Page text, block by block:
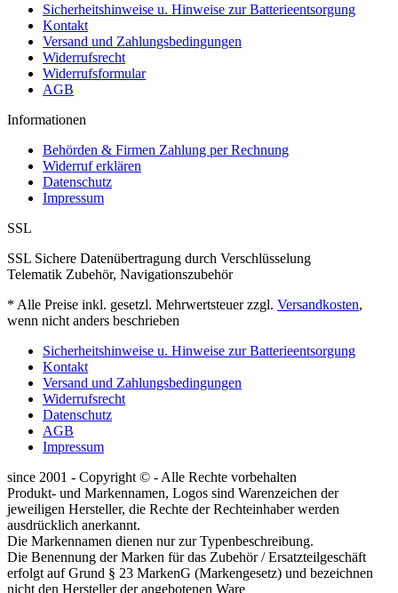
Sicherheitshinweise u. Hinweise zur Batterieentsorgung
Kontakt
Versand und Zahlungsbedingungen
Widerrufsrecht
Widerrufsformular
AGB
Informationen
Behörden & Firmen Zahlung per Rechnung
Widerruf erklären
Datenschutz
Impressum
SSL
SSL Sichere Datenübertragung durch Verschlüsselung
Telematik Zubehör, Navigationszubehör
* Alle Preise inkl. gesetzl. Mehrwertsteuer zzgl. Versandkosten,
wenn nicht anders beschrieben
Sicherheitshinweise u. Hinweise zur Batterieentsorgung
Kontakt
Versand und Zahlungsbedingungen
Widerrufsrecht
Datenschutz
AGB
Impressum
since 2001 - Copyright © - Alle Rechte vorbehalten
Produkt- und Markennamen, Logos sind Warenzeichen der
jeweiligen Hersteller, die Rechte der Rechteinhaber werden
ausdrücklich anerkannt.
Die Markennamen dienen nur zur Typenbeschreibung.
Die Benennung der Marken für das Zubehör / Ersatzteilgeschäft
erfolgt auf Grund § 23 MarkenG (Markengesetz) und bezeichnen
nicht den Hersteller der angebotenen Ware